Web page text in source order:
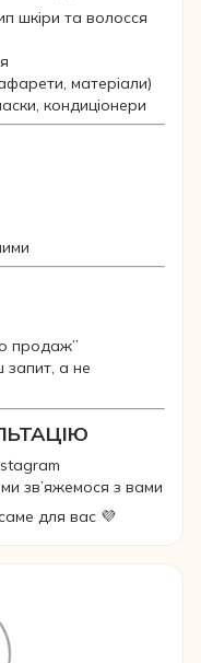
шкіри та волосся
матеріали)
кондиціонери
продаж”
запит, а не
зв’яжемося з вами
для вас 💜